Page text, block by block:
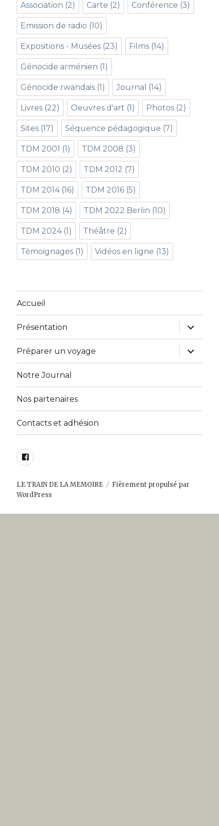
Association (2) Carte (2) Conférence (3)
Emission de radio (10)
Expositions - Musées (23) Films (14)
Génocide arménien (1)
Génocide rwandais (1) Journal (14)
Livres (22) Oeuvres d'art (1) Photos (2)
Sites (17) Séquence pédagogique (7)
TDM 2001 (1) TDM 2008 (3)
TDM 2010 (2) TDM 2012 (7)
TDM 2014(16) TDM 2016 (5)
TDM 2018 (4) TDM 2022 Berlin (10)
TDM 2024(1) Théâtre (2)
Témoignages (1) Vidéos en ligne (13)
Accueil
Présentation
ouvrir
le
sous-
menu
Préparer un voyage
ouvrir
le
sous-
Notre Journal
Nos partenaires
Contacts et adhésion
Facebook
LE TRAIN DE LA MEMOIRE
Fièrement propulsé par
WordPress